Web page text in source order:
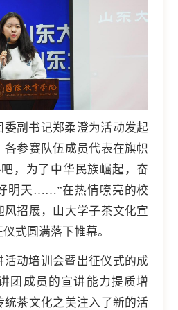
委副书记郑柔澄为活动发起
各参赛队伍成员代表在旗帜
，为了中华民族崛起，奋
明天……”在热情嘹亮的校
风招展，山大学子茶文化宣
式圆满落下帷幕。
活动培训会暨出征仪式的成
团成员的宣讲能力提质增
统茶文化之美注入了新的活